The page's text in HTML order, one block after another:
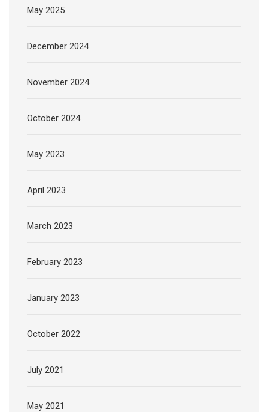
May 2025
December 2024
November 2024
October 2024
May 2023
April 2023
March 2023
February 2023
January 2023
October 2022
July 2021
May 2021